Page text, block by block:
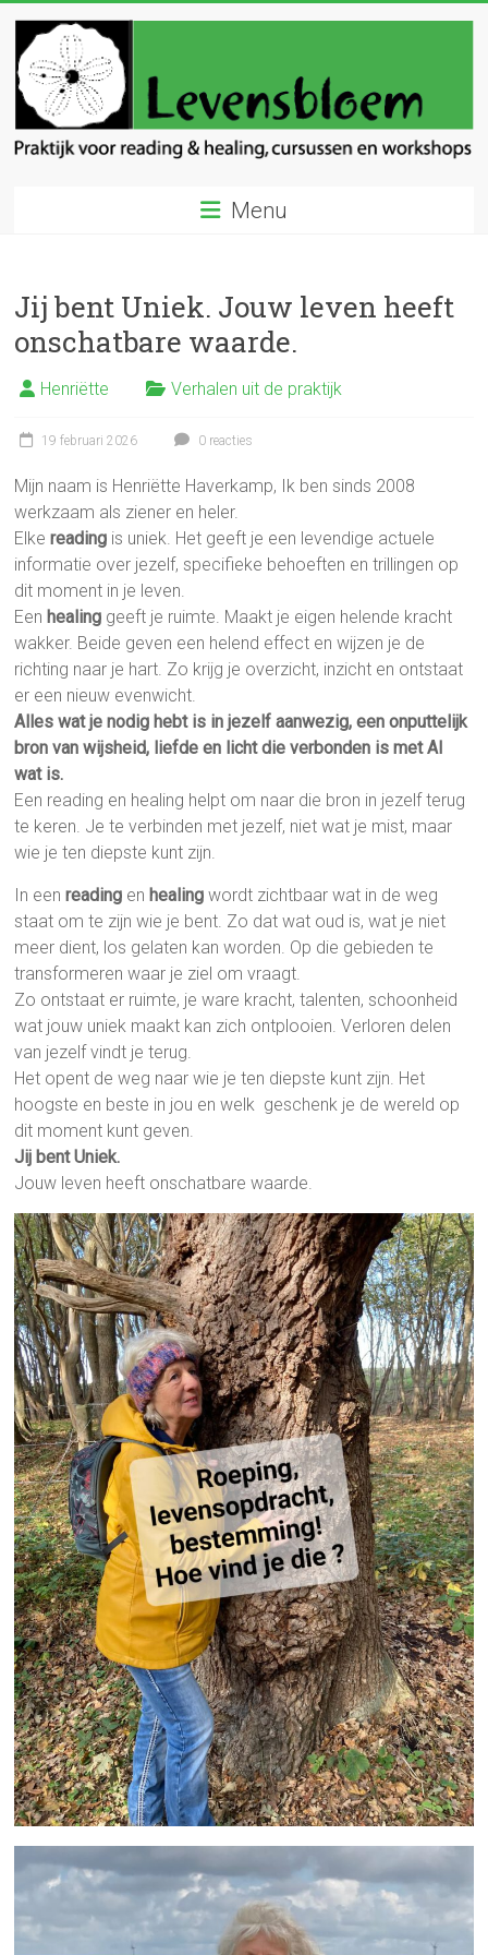
inhoud
Levensbloem
en
healing
Menu
Jij bent Uniek. Jouw leven heeft
onschatbare waarde.
Henriëtte Verhalen uit de praktijk
19 februari 2026 0 reacties
Mijn naam is Henriëtte Haverkamp, Ik ben sinds 2008
werkzaam als ziener en heler.
Elkereading is uniek. Het geeft je een levendige actuele
informatie over jezelf, specifieke behoeften en trillingen op
dit moment in je leven.
Een healing geeft je ruimte. Maakt je eigen helende kracht
wakker. Beide geven een helend effect en wijzen je de
richting naar je hart. Zo krijg je overzicht, inzicht en ontstaat
er een nieuw evenwicht.
Alles wat je nodig hebt is in jezelf aanwezig, een onputtelijk
bron van wijsheid, liefde en licht die verbonden is met Al
wat is.
Een reading en healing helpt om naar die bron in jezelf terug
te keren. Je te verbinden met jezelf, niet wat je mist, maar
wie je ten diepste kunt zijn.
In eenreading en healingwordt zichtbaar wat in de weg
staat om te zijn wie je bent. Zo dat wat oud is, wat je niet
meer dient, los gelaten kan worden. Op die gebieden te
transformeren waar je ziel om vraagt.
Zo ontstaat er ruimte, je ware kracht, talenten, schoonheid
wat jouw uniek maakt kan zich ontplooien. Verloren delen
van jezelf vindt je terug.
Het opent de weg naar wie je ten diepste kunt zijn. Het
hoogste en beste in jou en welk geschenk je de wereld op
dit moment kunt geven.
Jij bent Uniek.
Jouw leven heeft onschatbare waarde.